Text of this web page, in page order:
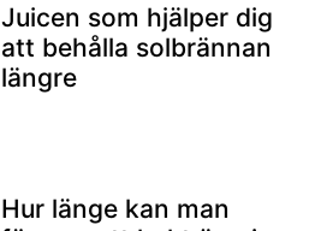
Juicen som hjälper dig
att behålla solbrännan
längre
Hur länge kan man